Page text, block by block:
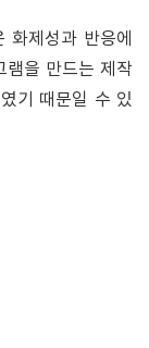
제성과 반응에
램을 만드는 제작
기 때문일 수 있